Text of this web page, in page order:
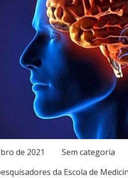
de 2021
Sem categoria
da Escola de